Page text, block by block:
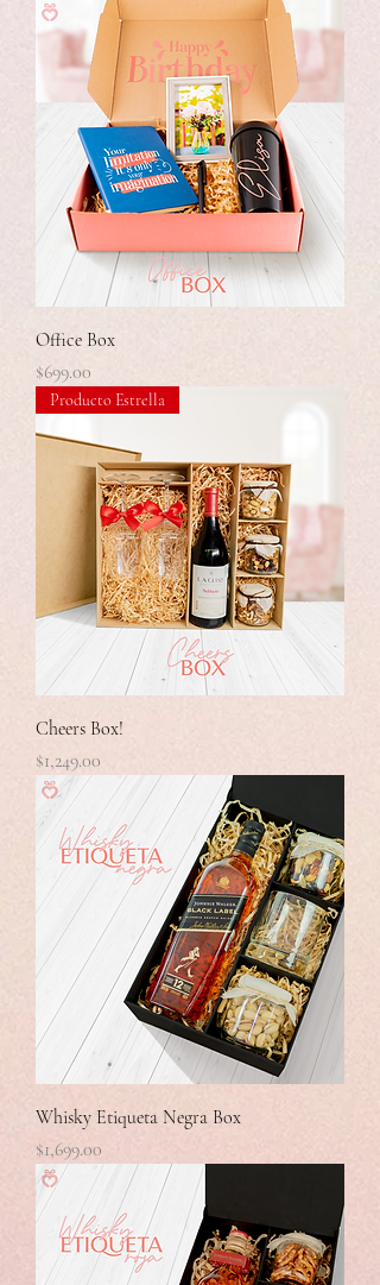
Office Box
Precio
$699.00
Producto Estrella
Cheers Box!
Precio
$1,249.00
Whisky Etiqueta Negra Box
Precio
$1,699.00